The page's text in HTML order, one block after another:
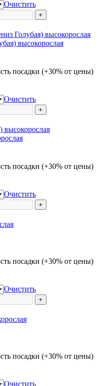
Очистить
высокорослая
посадки (+30% от цены)
Очистить
посадки (+30% от цены)
Очистить
посадки (+30% от цены)
Очистить
посадки (+30% от цены)
Очистить